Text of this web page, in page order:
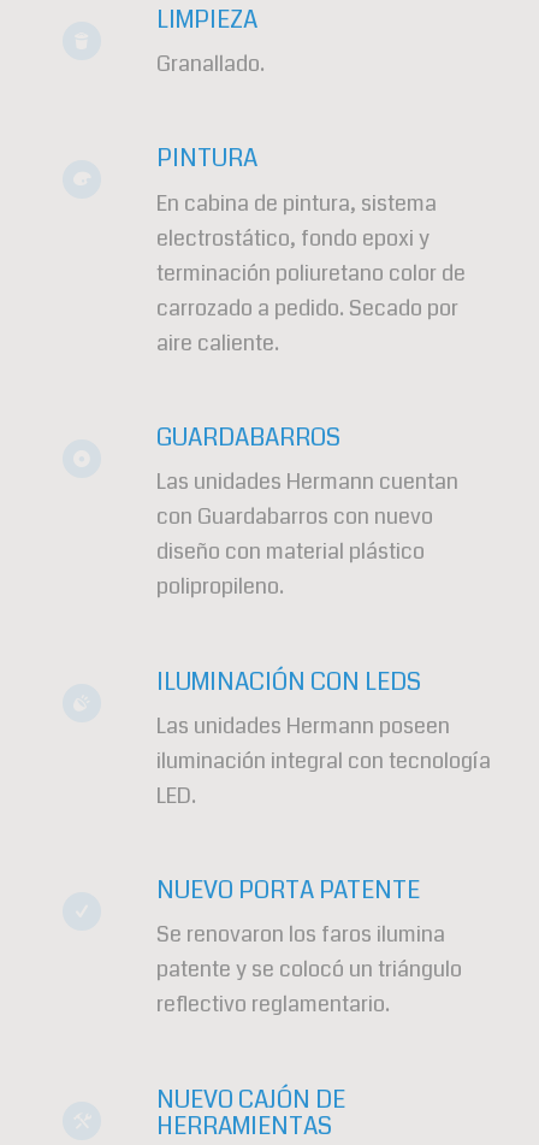
LIMPIEZA
Granallado.
PINTURA
En cabina de pintura, sistema
electrostático, fondo epoxi y
terminación poliuretano color de
carrozado a pedido. Secado por
aire caliente.
GUARDABARROS
Las unidades Hermann cuentan
con Guardabarros con nuevo
diseño con material plástico
polipropileno.
ILUMINACIÓN CON LEDS
Las unidades Hermann poseen
iluminación integral con tecnología
LED.
NUEVO PORTA PATENTE
Se renovaron los faros ilumina
patente y se colocó un triángulo
reflectivo reglamentario.
NUEVO CAJÓN DE
HERRAMIENTAS